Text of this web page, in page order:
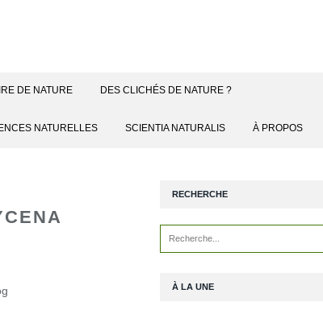
DE NATURE DES CLICHÉS DE NATURE ?
NATURELLES SCIENTIA NATURALIS À PROPOS
RECHERCHE
À LA UNE